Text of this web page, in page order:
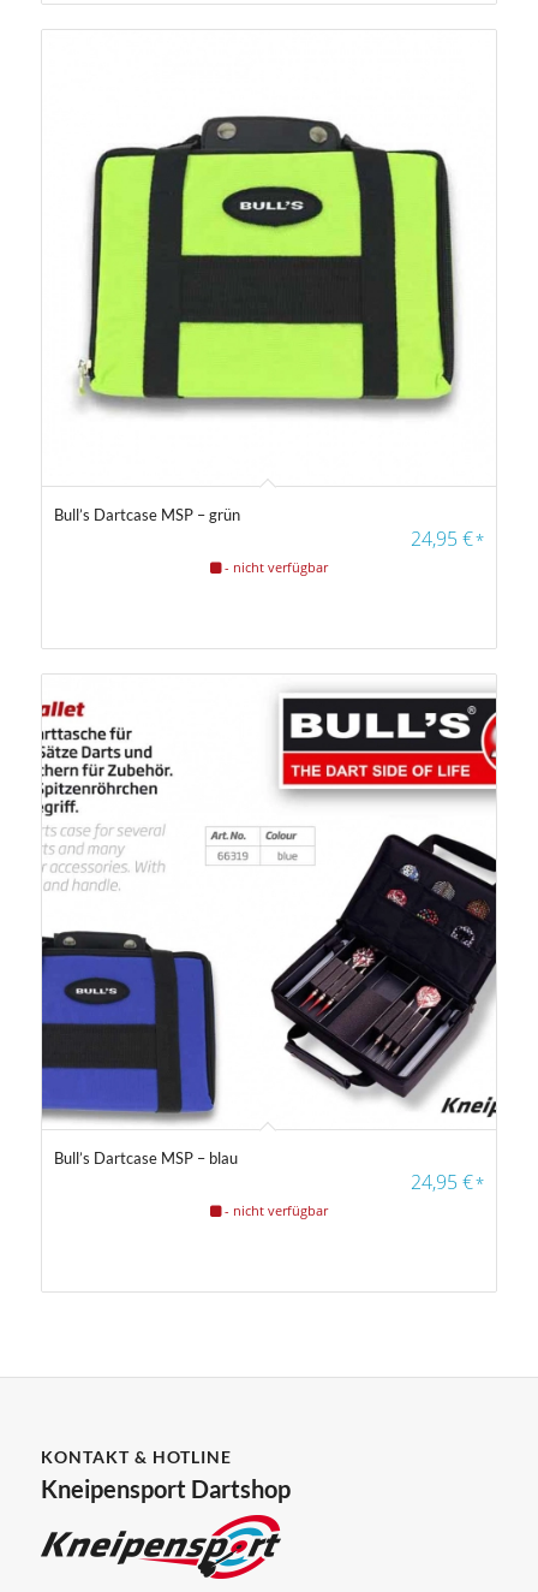
Bull’s Dartcase MSP – grün
24,95€*
- nicht verfügbar
Bull’s Dartcase MSP – blau
24,95€*
- nicht verfügbar
KONTAKT & HOTLINE
Kneipensport Dartshop